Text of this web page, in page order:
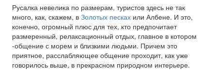
Русалка невелика по размерам, туристов здесь не так
много, как, скажем, в Золотых песках или Албене. И это,
конечно, огромный плюс для тех, кто предпочитает
размеренный, релаксационный отдых, главное в котором
-общение с морем и близкими людьми. Причем это
приятное, расслабляющее общение проходит, как уже
говорилось выше, в прекрасном природном интерьере.